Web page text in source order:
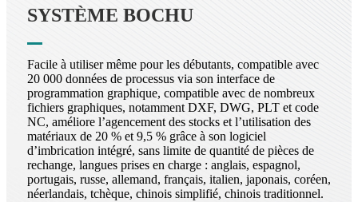
SYSTÈME BOCHU
Facile à utiliser même pour les débutants, compatible avec
20 000 données de processus via son interface de
programmation graphique, compatible avec de nombreux
fichiers graphiques, notamment DXF, DWG, PLT et code
NC, améliore l’agencement des stocks et l’utilisation des
matériaux de 20 % et 9,5 % grâce à son logiciel
d’imbrication intégré, sans limite de quantité de pièces de
rechange, langues prises en charge : anglais, espagnol,
portugais, russe, allemand, français, italien, japonais, coréen,
néerlandais, tchèque, chinois simplifié, chinois traditionnel.